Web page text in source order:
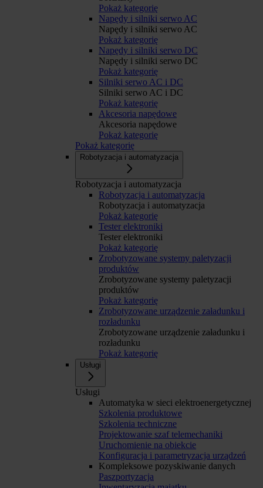
Pokaż kategorię
Napędy i silniki serwo AC
Napędy i silniki serwo AC
Pokaż kategorię
Napędy i silniki serwo DC
Napędy i silniki serwo DC
Pokaż kategorię
Silniki serwo AC i DC
Silniki serwo AC i DC
Pokaż kategorię
Akcesoria napędowe
Akcesoria napędowe
Pokaż kategorię
Pokaż kategorię
Robotyzacja i automatyzacja
Robotyzacja i automatyzacja
Robotyzacja i automatyzacja
Robotyzacja i automatyzacja
Pokaż kategorię
Tester elektroniki
Tester elektroniki
Pokaż kategorię
Zrobotyzowane systemy paletyzacji
produktów
Zrobotyzowane systemy paletyzacji
produktów
Pokaż kategorię
Zrobotyzowane urządzenie załadunku i
rozładunku
Zrobotyzowane urządzenie załadunku i
rozładunku
Pokaż kategorię
Usługi
Usługi
Automatyka w sieci elektroenergetycznej
Szkolenia produktowe
Szkolenia techniczne
Projektowanie szaf telemechaniki
Uruchomienie na obiekcie
Konfiguracja i parametryzacja urządzeń
Kompleksowe pozyskiwanie danych
Paszportyzacja